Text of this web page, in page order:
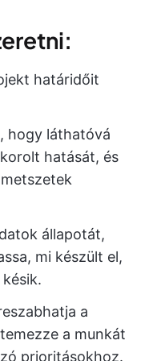
határidőit
hogy láthatóvá
hatását, és
állapotát,
mi készült el,
a
a munkát
prioritásokhoz.